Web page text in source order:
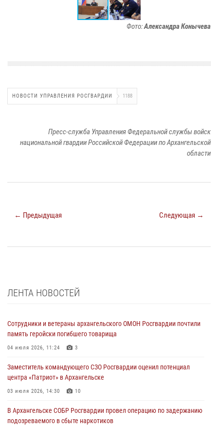
Фото:Александра Конычева
НОВОСТИ УПРАВЛЕНИЯ РОСГВАРДИИ 1188
Пресс-служба Управления Федеральной службы войск
национальной гвардии Российской Федерации по Архангельской
области
← Предыдущая Следующая →
ЛЕНТА НОВОСТЕЙ
Сотрудники и ветераны архангельского ОМОН Росгвардии почтили
память геройски погибшего товарища
04 июля 2026, 11:24 3
Заместитель командующего СЗО Росгвардии оценил потенциал
центра «Патриот» в Архангельске
03 июля 2026, 14:30 10
В Архангельске СОБР Росгвардии провел операцию по задержанию
подозреваемого в сбыте наркотиков